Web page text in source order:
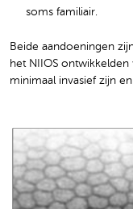
soms familiair.
Beide aandoeningen
het NIIOS
minimaal invasief zijn